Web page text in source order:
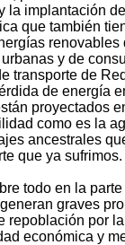
la implantación
que también
y de
transporte de
de energía
proyectados
como es la
ancestrales
que ya
todo en la
graves
repoblación por
económica y